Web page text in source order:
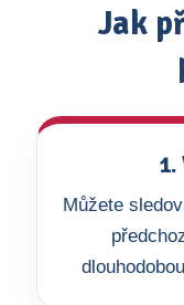
Jak
Můžete